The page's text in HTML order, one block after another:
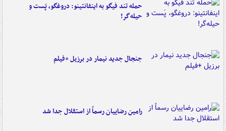
حمله تند فیگو به اینفانتینو: دروغگو، پَست‌ و
حیله‌گر!
جنجال جدید نیمار در برزیل +فیلم
رامین رضاییان رسماً از استقلال جدا شد